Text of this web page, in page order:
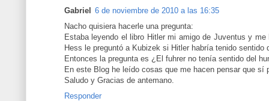
Gabriel 6 de noviembre de 2010 a las 16:35
Nacho quisiera hacerle una pregunta:
Estaba leyendo el libro Hitler mi amigo de Juventus y
Hess le preguntó a Kubizek si Hitler habría tenido sentido
Entonces la pregunta es ¿El fuhrer no tenía sentido del
En este Blog he leído cosas que me hacen pensar que sí
Saludo y Gracias de antemano.
Responder